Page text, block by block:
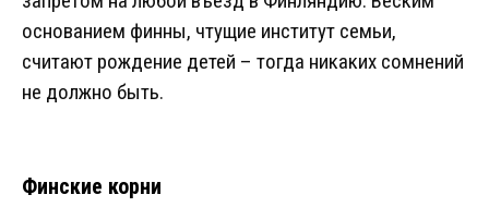
основанием финны, чтущие институт семьи,
считают рождение детей – тогда никаких сомнений
не должно быть.
Финские корни